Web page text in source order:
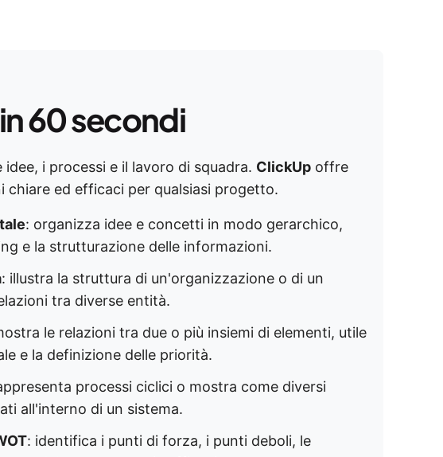
60 secondi
i processi e il lavoro di squadra. ClickUp offre
chiare ed efficaci per qualsiasi progetto.
: organizza idee e concetti in modo gerarchico,
e la strutturazione delle informazioni.
: illustra la struttura di un'organizzazione o di un
tra diverse entità.
le relazioni tra due o più insiemi di elementi, utile
e la definizione delle priorità.
processi ciclici o mostra come diversi
all'interno di un sistema.
: identifica i punti di forza, i punti deboli, le